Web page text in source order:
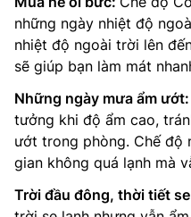
những ngày nhiệt độ
nhiệt độ ngoài trời lên
sẽ giúp bạn làm mát
Những ngày mưa ẩm ướt:
tưởng khi độ ẩm cao,
ướt trong phòng. Chế độ
gian không quá lạnh mà
Trời đầu đông, thời tiết